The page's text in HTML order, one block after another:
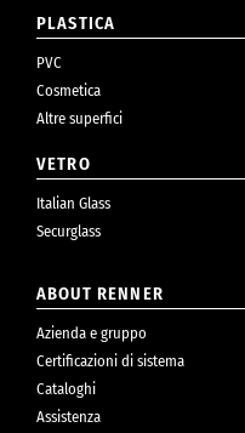
PLASTICA
PVC
Cosmetica
Altre superfici
VETRO
Italian Glass
Securglass
ABOUT RENNER
Azienda e gruppo
Certificazioni di sistema
Cataloghi
Assistenza